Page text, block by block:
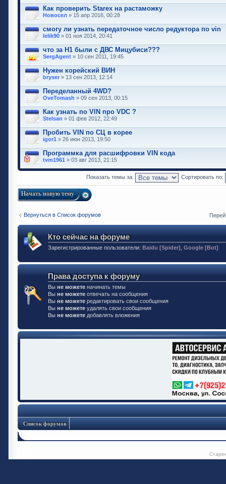
Как проверить Starex на растаможку
Новосел » 15 апр 2016, 00:28
смогу ли узнать передаточное число редуктора по vin
lelik90 » 01 ноя 2014, 20:41
что за H1 были с ДВС Мицубиси???
SergAgent » 10 сен 2011, 19:45
Нужен корейский ВИН
bryser » 13 сен 2013, 12:14
Переделанный 4WD?
OveTomash » 09 сен 2013, 00:15
Как узнать по VIN про VDC ?
Stelsan » 01 фев 2012, 22:49
Пробить VIN по СЦ в корее
igor1 » 26 июн 2013, 19:50
Программка для расшифровки VIN кода
tvm1961 » 03 авг 2013, 21:15
Показать темы за: Сортировать по:
Начать новую тему
Вернуться в Список форумов
Кто сейчас на форуме
Зарегистрированные пользователи: Baidu [Spider] Google [Bot]
Права доступа к форуму
Вы не можете начинать темы
Вы не можете отвечать на сообщения
Вы не можете редактировать свои сообщения
Вы не можете удалять свои сообщения
Вы не можете добавлять вложения
Список форумов